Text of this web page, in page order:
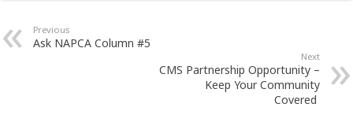
Previous
Ask NAPCA Column #5
Next
CMS Partnership Opportunity –
Keep Your Community
Covered